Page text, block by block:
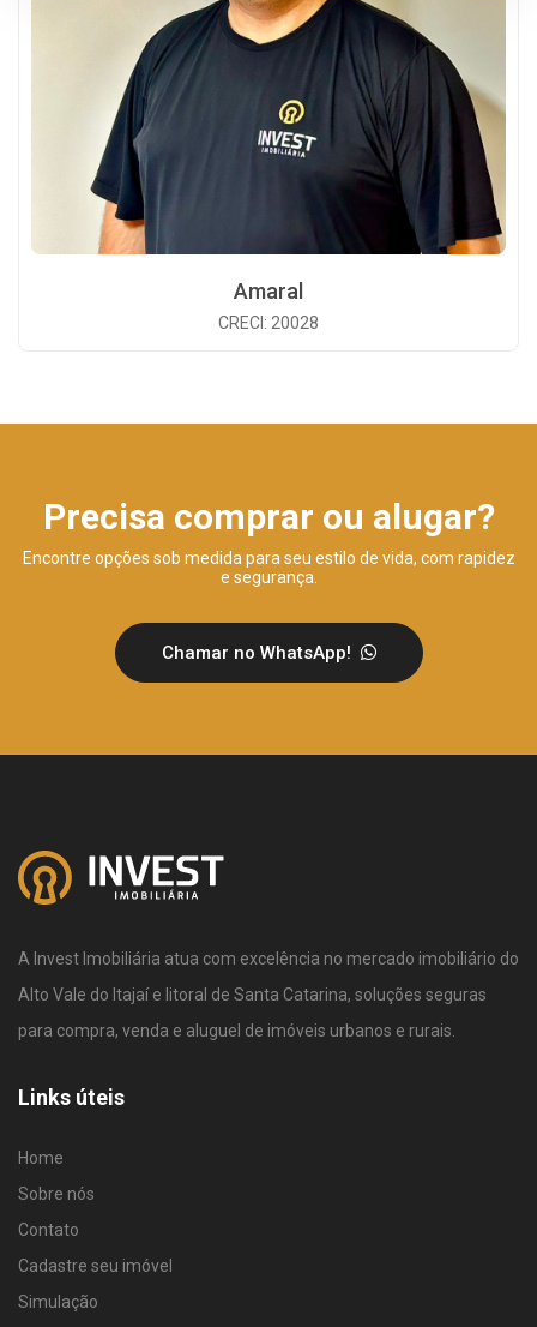
Amaral
CRECI: 20028
Precisa comprar ou alugar?
Encontre opções sob medida para seu estilo de vida, com rapidez
e segurança.
Chamar no WhatsApp!
A Invest Imobiliária atua com excelência no mercado imobiliário do
Alto Vale do Itajaí e litoral de Santa Catarina, soluções seguras
para compra, venda e aluguel de imóveis urbanos e rurais.
Links úteis
Home
Sobre nós
Contato
Cadastre seu imóvel
Simulação